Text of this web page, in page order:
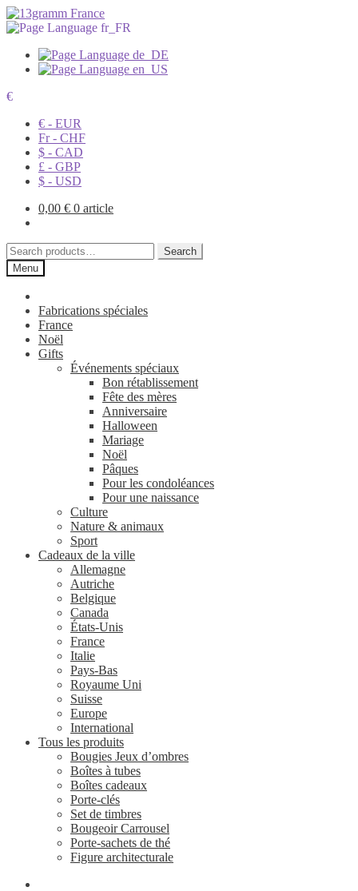
€
€ - EUR
Fr - CHF
$ - CAD
£ - GBP
$ - USD
0,00 € 0 article
Search
for:
Search
Menu
Fabrications spéciales
France
Noël
Gifts
Événements spéciaux
Bon rétablissement
Fête des mères
Anniversaire
Halloween
Mariage
Noël
Pâques
Pour les condoléances
Pour une naissance
Culture
Nature & animaux
Sport
Cadeaux de la ville
Allemagne
Autriche
Belgique
Canada
États-Unis
France
Italie
Pays-Bas
Royaume Uni
Suisse
Europe
International
Tous les produits
Bougies Jeux d’ombres
Boîtes à tubes
Boîtes cadeaux
Porte-clés
Set de timbres
Bougeoir Carrousel
Porte-sachets de thé
Figure architecturale